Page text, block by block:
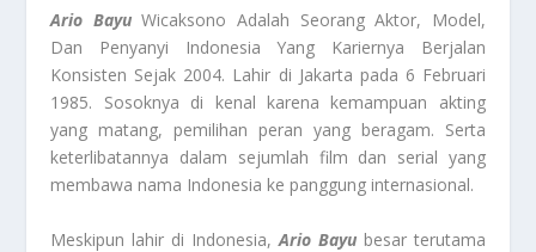
Ario BayuWicaksono Adalah Seorang Aktor, Model,
Dan Penyanyi Indonesia Yang Kariernya Berjalan
Konsisten Sejak 2004. Lahir di Jakarta pada 6 Februari
1985. Sosoknya di kenal karena kemampuan akting
yang matang, pemilihan peran yang beragam. Serta
keterlibatannya dalam sejumlah film dan serial yang
membawa nama Indonesia ke panggung internasional.
Meskipun lahir di Indonesia, Ario Bayubesar terutama